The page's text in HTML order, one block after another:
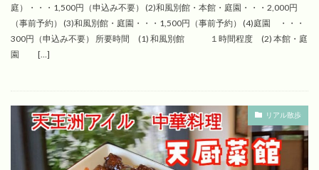
庭）・・・1,500円（申込み不要） (2)和風別館・本館・庭園・・・2,000円
（事前予約） (3)和風別館・庭園・・・1,500円（事前予約） (4)庭園 ・・・
300円（申込み不要） 所要時間 (1) 和風別館 １時間程度 (2) 本館・庭
園 […]
リアル散歩